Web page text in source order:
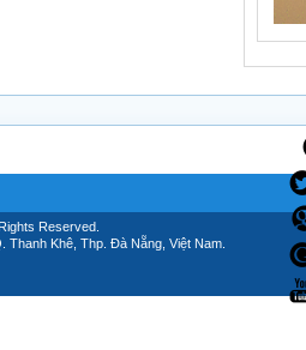
Reserved.
Thanh Khê, Thp. Đà Nẵng, Việt Nam.